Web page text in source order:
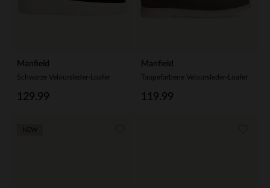
Manfield
Schwarze Veloursleder-Loafer
129.99
Manfield
Taupefarbene Veloursleder-Loafer
119.99